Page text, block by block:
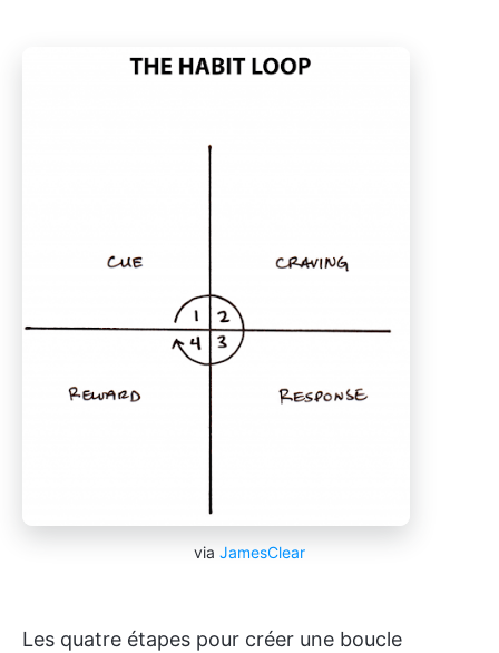
via JamesClear
Les quatre étapes pour créer une boucle